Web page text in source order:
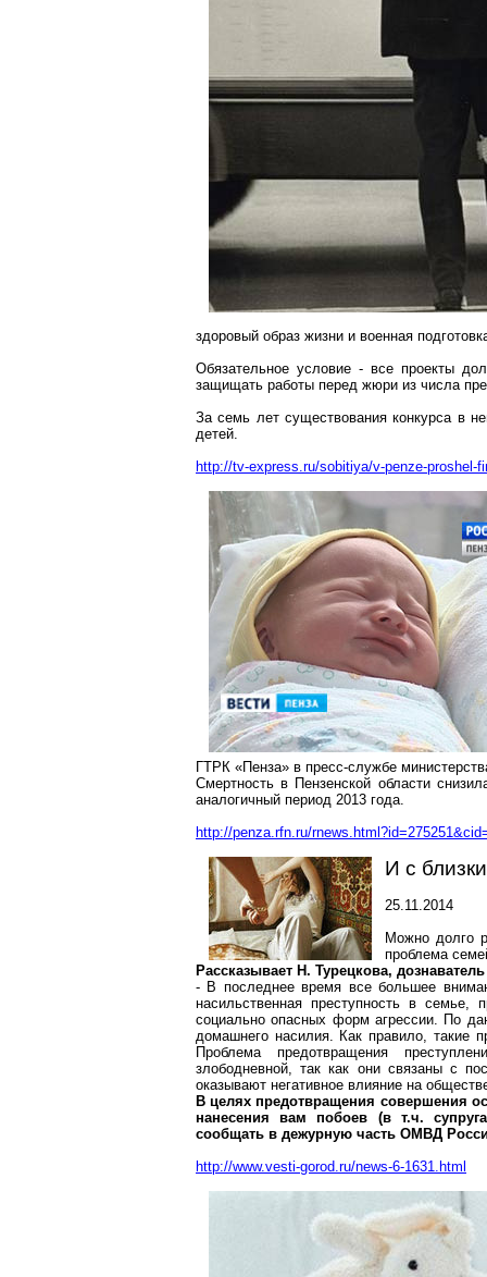
здоровый образ жизни и военная
Обязательное условие - все проекты
защищать работы перед жюри из числа
За семь лет существования конкурса в
детей.
http://tv-express.ru/sobitiya/v-penze-proshel-
ГТРК «Пенза» в пресс-службе
Смертность в Пензенской области
аналогичный период 2013 года.
http://penza.rfn.ru/
И с
25.11.2014
Можно долго
проблема
Рассказывает Н. Турецкова,
- В последнее время все большее
насильственная преступность в
социально опасных форм агрессии. По
домашнего насилия. Как правило, такие
Проблема предотвращения
злободневной, так как они связаны с
оказывают негативное влияние на
В целях предотвращения совершения
нанесения вам побоев (в т.ч.
сообщать в дежурную часть ОМВД
http://www.vesti-gorod.ru/news-6-1631.html